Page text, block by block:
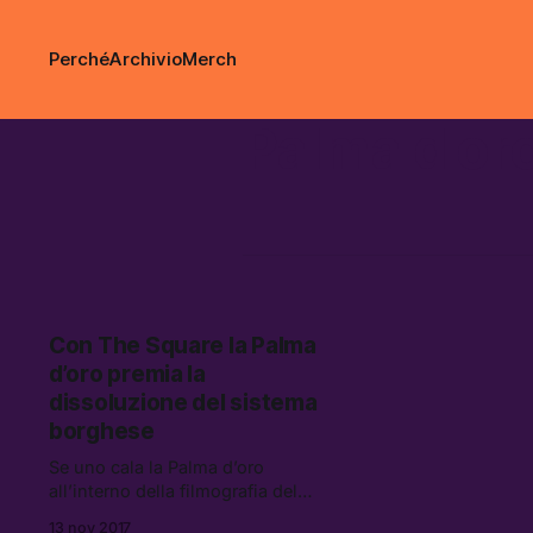
PerchéArchivioMerch
Con The Square la Palma
d’oro premia la
dissoluzione del sistema
borghese
Se uno cala la Palma d’oro
all’interno della filmografia del
13 nov 2017